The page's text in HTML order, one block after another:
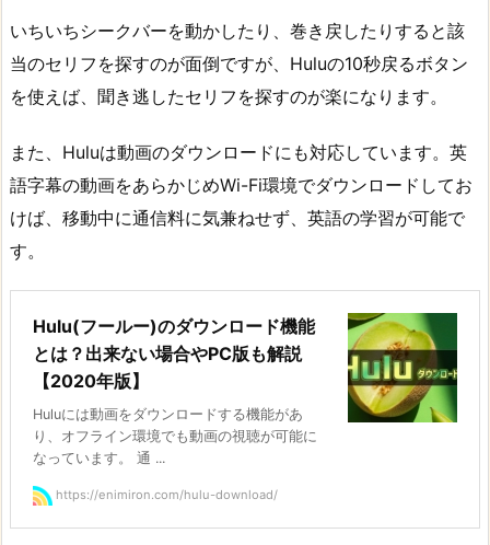
いちいちシークバーを動かしたり、巻き戻したりすると該
当のセリフを探すのが面倒ですが、Huluの10秒戻るボタン
を使えば、聞き逃したセリフを探すのが楽になります。
また、Huluは動画のダウンロードにも対応しています。英
語字幕の動画をあらかじめWi-Fi環境でダウンロードしてお
けば、移動中に通信料に気兼ねせず、英語の学習が可能で
す。
Hulu(フールー)のダウンロード機能
とは？出来ない場合やPC版も解説
【2020年版】
Huluには動画をダウンロードする機能があ
り、オフライン環境でも動画の視聴が可能に
なっています。 通 ...
https://enimiron.com/hulu-download/